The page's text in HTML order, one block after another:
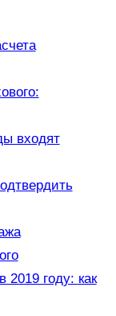
входят
году: как